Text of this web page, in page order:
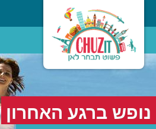
נופש ברגע האחרון